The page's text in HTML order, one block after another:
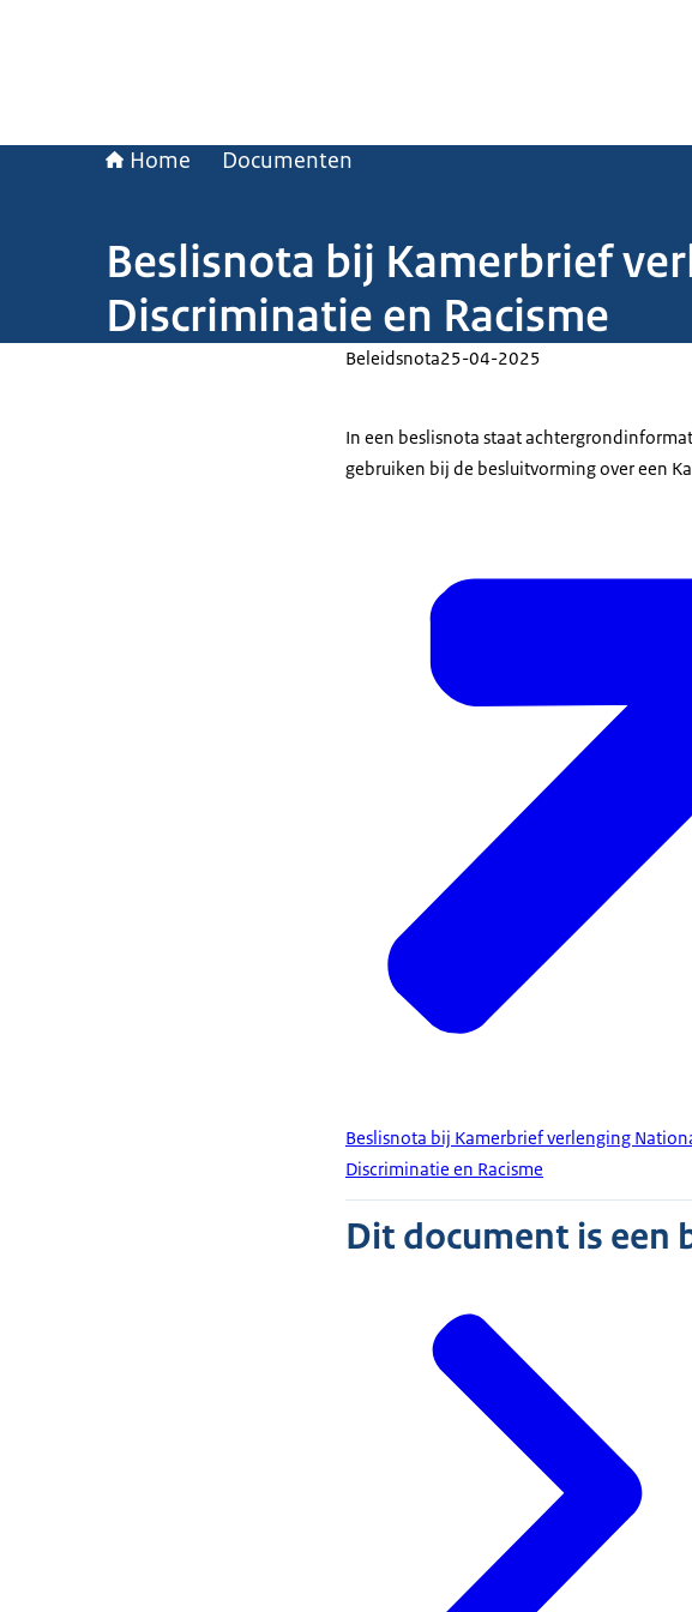
Home Documenten
Beslisnota bij Kamerbrief
Discriminatie en Racisme
Beleidsnota25-04-2025
In een beslisnota staat
gebruiken bij de besluitvorming over een
Beslisnota bij Kamerbrief verlenging
Discriminatie en Racisme
Dit document is een